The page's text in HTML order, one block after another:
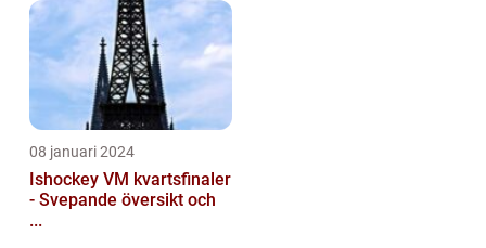
08 januari 2024
Ishockey VM kvartsfinaler
- Svepande översikt och
...